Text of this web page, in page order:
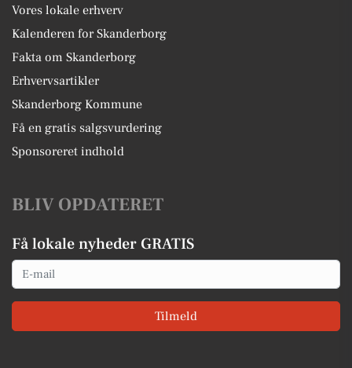
Vores lokale erhverv
Kalenderen for Skanderborg
Fakta om Skanderborg
Erhvervsartikler
Skanderborg Kommune
Få en gratis salgsvurdering
Sponsoreret indhold
BLIV OPDATERET
Få lokale nyheder GRATIS
Email
Tilmeld